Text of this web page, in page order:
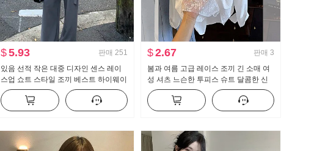
$5.93 판매 251
있음 선적 작은 대중 디자인 센스 레이
스업 쇼트 스타일 조끼 베스트 하이웨이
스트 도루 센스 넓은 다리 캐주얼 바지
세트
$2.67 판매 3
봄과 여름 고급 레이스 조끼 긴 소매 여
성 셔츠 느슨한 투피스 슈트 달콤한 신
선한